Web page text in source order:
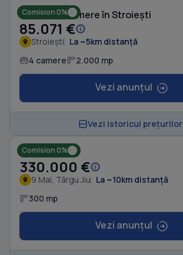
Comision 0%
Casă cu 4 camere în Stroiești
85.071 €
Stroiești La ~5km distanță
4 camere 2.000 mp
Vezi anunțul
Vezi istoricul prețurilor
Comision 0%
Casă în 9 Mai
330.000 €
9 Mai, Târgu Jiu La ~10km distanță
300 mp
Vezi anunțul